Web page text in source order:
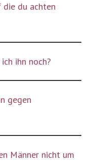
die du achten
ihn noch?
gegen
Männer nicht um